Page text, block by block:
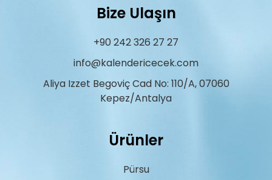
Bize Ulaşın
+90 242 326 27 27
info@kalendericecek.com
Aliya Izzet Begoviç Cad No: 110/A, 07060
Kepez/Antalya
Ürünler
Pürsu